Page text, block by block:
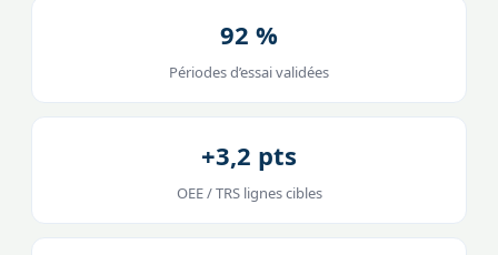
92 %
Périodes d’essai validées
+3,2 pts
OEE / TRS lignes cibles